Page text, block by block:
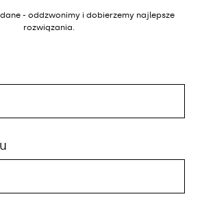
- oddzwonimy i dobierzemy najlepsze
rozwiązania.